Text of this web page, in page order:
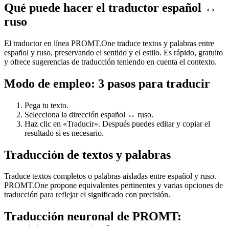
Qué puede hacer el traductor español ↔
ruso
El traductor en línea PROMT.One traduce textos y palabras entre
español y ruso, preservando el sentido y el estilo. Es rápido, gratuito
y ofrece sugerencias de traducción teniendo en cuenta el contexto.
Modo de empleo: 3 pasos para traducir
Pega tu texto.
Selecciona la dirección español ↔ ruso.
Haz clic en «Traducir». Después puedes editar y copiar el
resultado si es necesario.
Traducción de textos y palabras
Traduce textos completos o palabras aisladas entre español y ruso.
PROMT.One propone equivalentes pertinentes y varias opciones de
traducción para reflejar el significado con precisión.
Traducción neuronal de PROMT: